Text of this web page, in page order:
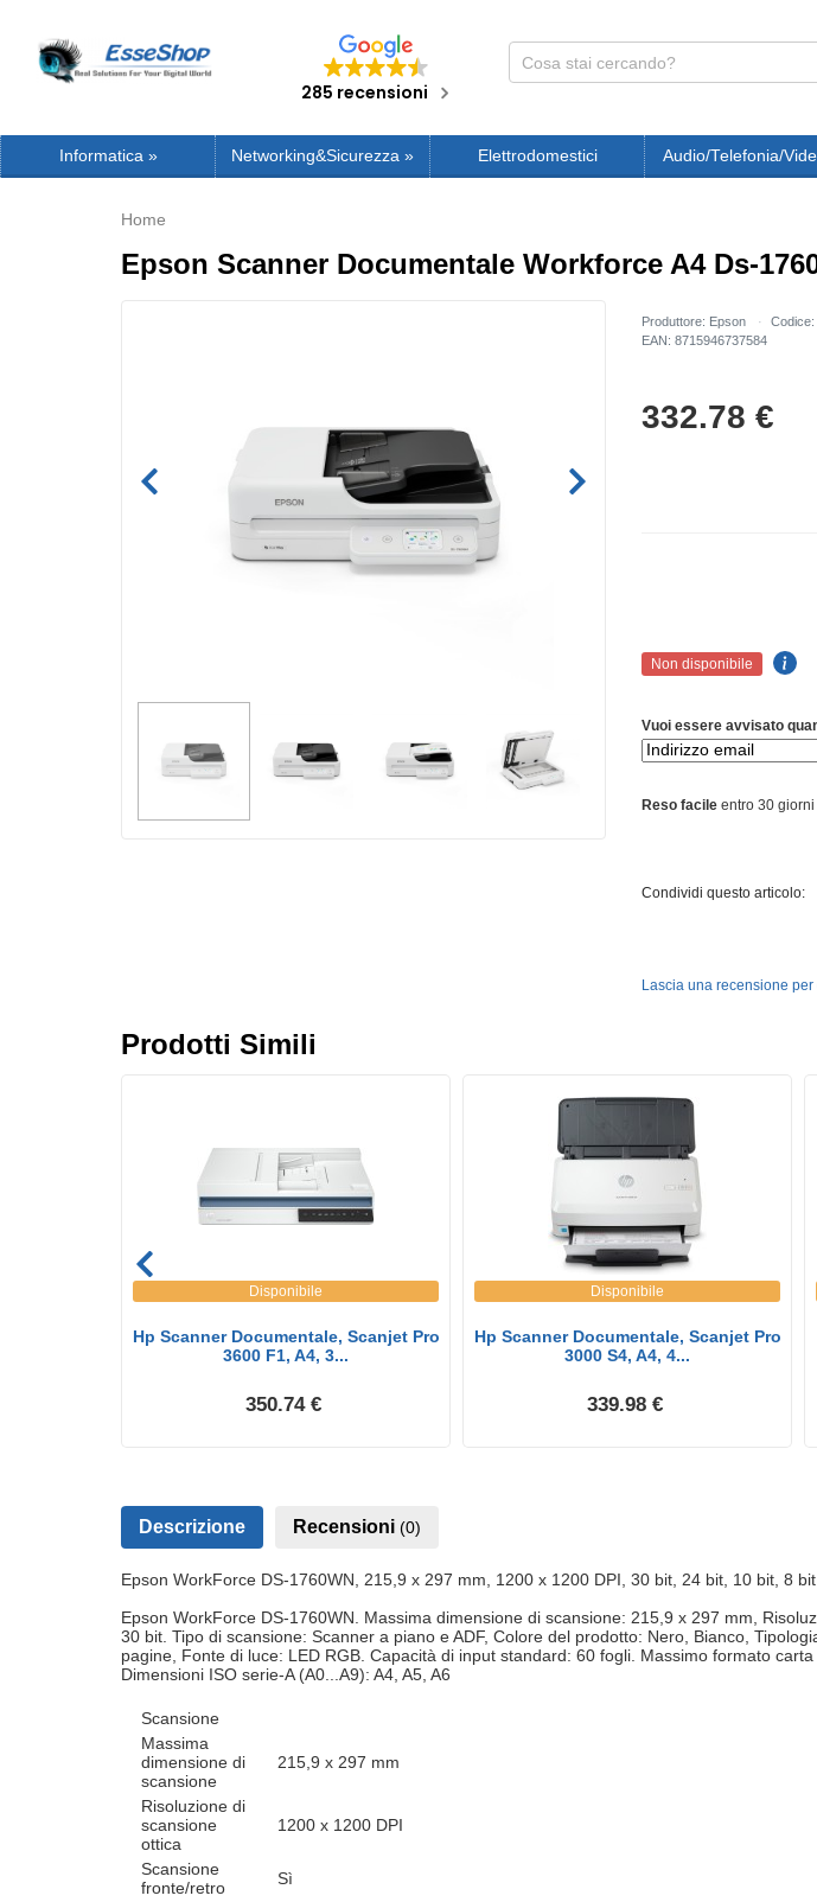
285 recensioni
Informatica» Networking&Sicurezza » Elettrodomestici Audio/Telefonia/
Home
Epson Scanner Documentale Workforce A4 Ds-
Produttore: Epson Codice:
EAN: 8715946737584
332.78 €
Non disponibile
Vuoi essere avvisato
Reso facileentro 30
Condividi questo articolo:
Lascia una recensione
Prodotti Simili
Disponibile
Hp Scanner Documentale, Scanjet Pro
3600 F1, A4, 3...
350.74 €
Disponibile
Hp Scanner Documentale, Scanjet Pro
3000 S4, A4, 4...
339.98 €
Descrizione Recensioni (0)
Epson WorkForce DS-1760WN, 215,9 x 297 mm, 1200 x 1200 DPI, 30 bit, 24 bit, 10 bit, 8 bit
Epson WorkForce DS-1760WN. Massima dimensione di scansione: 215,9 x 297 mm,
30 bit. Tipo di scansione: Scanner a piano e ADF, Colore del prodotto: Nero, Bianco,
pagine, Fonte di luce: LED RGB. Capacità di input standard: 60 fogli. Massimo formato
Dimensioni ISO serie-A (A0...A9): A4, A5, A6
Scansione
Massima
dimensione di
scansione
215,9 x 297 mm
Risoluzione di
scansione
ottica
1200 x 1200 DPI
Scansione
fronte/retro
Sì